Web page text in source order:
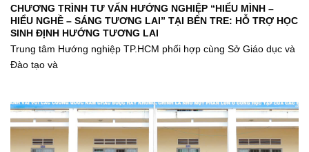
CHƯƠNG TRÌNH TƯ VẤN HƯỚNG NGHIỆP “HIỂU MÌNH –
HIỂU NGHỀ – SÁNG TƯƠNG LAI” TẠI BẾN TRE: HỖ TRỢ HỌC
SINH ĐỊNH HƯỚNG TƯƠNG LAI
Trung tâm Hướng nghiệp TP.HCM phối hợp cùng Sở Giáo dục và
Đào tạo và